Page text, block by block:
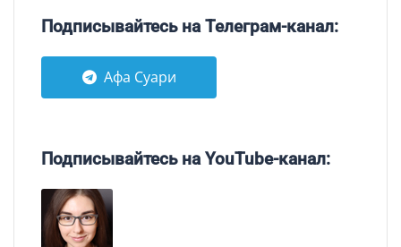
Подписывайтесь на Телеграм-канал:
Афа Суари
Подписывайтесь на YouTube-канал: